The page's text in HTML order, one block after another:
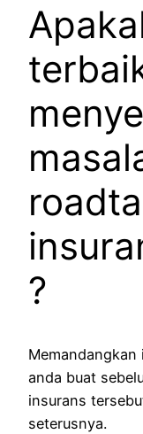
?
anda buat
insurans
seterusnya.